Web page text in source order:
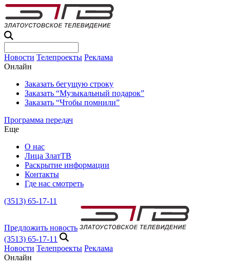
Новости Телепроекты Реклама
Онлайн
Заказать бегущую строку
Заказать “Музыкальный подарок”
Заказать “Чтобы помнили”
Программа передач
Еще
О нас
Лица ЗлатТВ
Раскрытие информации
Контакты
Где нас смотреть
(3513) 65-17-11
Предложить новость
(3513) 65-17-11
Новости Телепроекты Реклама
Онлайн